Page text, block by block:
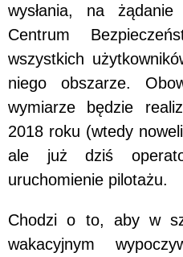
wysłania, na
Centrum
wszystkich
niego obszarze.
wymiarze będzie
2018 roku (wtedy
ale już dziś
uruchomienie pilotażu.
Chodzi o to, aby w
wakacyjnym